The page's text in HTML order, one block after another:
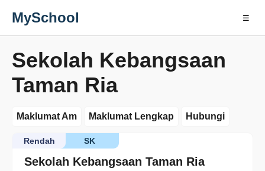
MySchool ☰
Sekolah Kebangsaan
Taman Ria
Maklumat Am Maklumat Lengkap Hubungi
Sekolah Kebangsaan Taman Ria
SK
Rendah